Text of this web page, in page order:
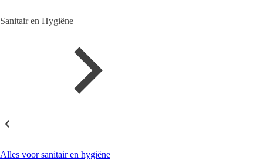
Sanitair en Hygiëne
Alles voor sanitair en hygiëne